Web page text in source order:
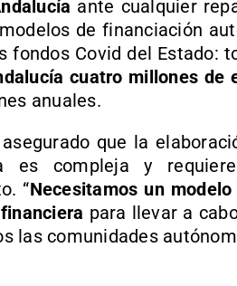
ante cualquier
de financiación
fondos Covid del Estado:
cuatro millones de
anuales.
que la
es compleja y
“Necesitamos un
para llevar a
las comunidades